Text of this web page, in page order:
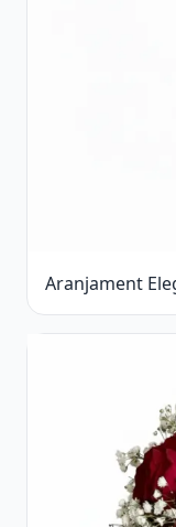
Aranjament
Flori Galbene.